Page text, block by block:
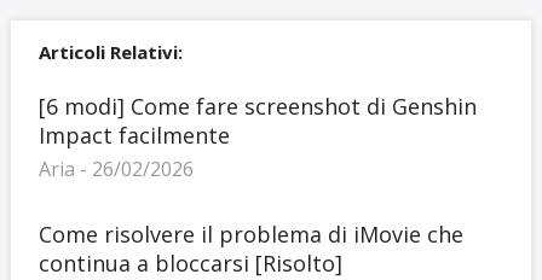
Articoli Relativi:
[6 modi] Come fare screenshot di Genshin
Impact facilmente
Aria - 26/02/2026
Come risolvere il problema di iMovie che
continua a bloccarsi [Risolto]